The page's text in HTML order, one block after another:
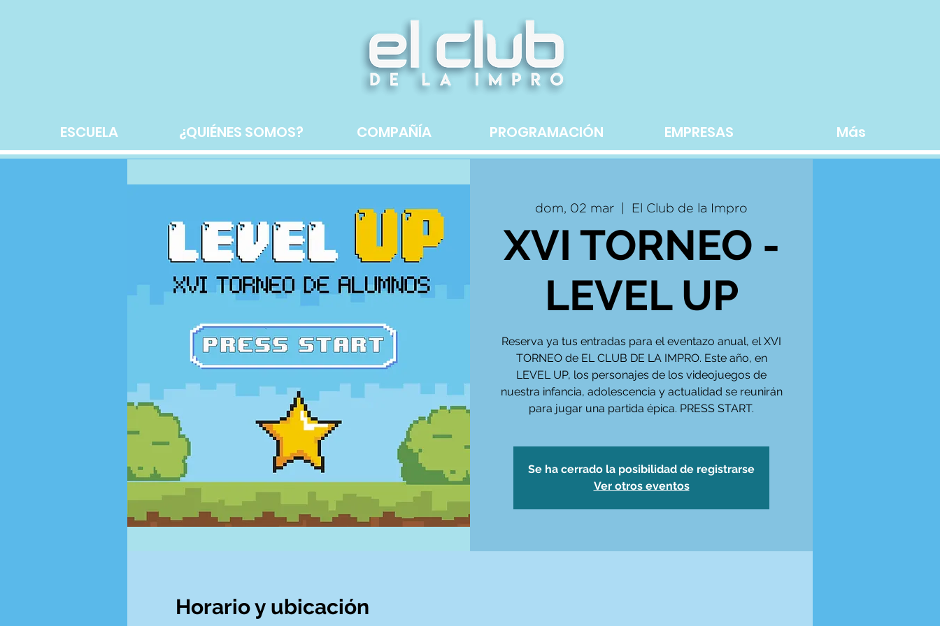
ESCUELA ¿QUIÉNES SOMOS? COMPAÑÍA PROGRAMACIÓN EMPRESAS Más
dom, 02 mar El Club de la Impro
XVI TORNEO -
LEVEL UP
Reserva ya tus entradas para el eventazo anual, el XVI
TORNEO de EL CLUB DE LA IMPRO. Este año, en
LEVEL UP, los personajes de los videojuegos de
nuestra infancia, adolescencia y actualidad se reunirán
para jugar una partida épica. PRESS START.
Se ha cerrado la posibilidad de registrarse
Ver otros eventos
Horario y ubicación